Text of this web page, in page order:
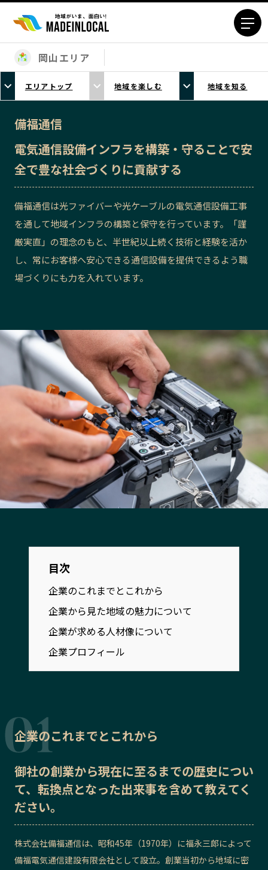
エリアから探す
北海道エリア
青森エリア
岩手エリア
福島エリア
茨城エリア
栃木エリア
群馬エリア
埼玉エリア
千葉エリア
東京23区エリア
多摩エリア
神奈川エリア
新潟エリア
富山エリア
石川エリア
福井エリア
山梨エリア
長野エリア
岐阜エリア
京都エリア
大阪市エリア
北摂エリア
堺・泉州エリア
河内エリア
兵庫エリア
奈良エリア
和歌山エリア
鳥取エリア
島根エリア
岡山エリア
広島エリア
山口エリア
徳島エリア
香川エリア
愛媛エリア
高知エリア
福岡エリア
佐賀エリア
長崎エリア
沖縄エリア
カテゴリから探す
特集コンテンツ
地域を代表する 企業100選
プレスリリース
MILCプロジェクト
選出企業特別対談
地域豆知識
ニッポンの百選大全集
Sporkle
「人」から探す
記事ライター アンバサダー
お問い合わせ 会社概要
岡山エリア
エリアトップ 地域を楽しむ 地域を知る
備福通信
電気通信設備インフラを構築・守ることで安
全で豊な社会づくりに貢献する
備福通信は光ファイバーや光ケーブルの電気通信設備工事
を通して地域インフラの構築と保守を行っています。「謹
厳実直」の理念のもと、半世紀以上続く技術と経験を活か
し、常にお客様へ安心できる通信設備を提供できるよう職
場づくりにも力を入れています。
目次
企業のこれまでとこれから
企業から見た地域の魅力について
企業が求める人材像について
企業プロフィール
企業のこれまでとこれから
御社の創業から現在に至るまでの歴史につい
て、転換点となった出来事を含めて教えてく
ださい。
株式会社備福通信は、昭和45年（1970年）に福永三郎によって
備福電気通信建設有限会社として設立。創業当初から地域に密